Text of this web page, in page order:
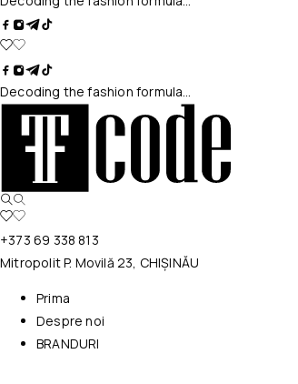
Decoding the fashion formula…
+373 69 338 813
Mitropolit P. Movilă 23, CHIȘINĂU
Prima
Despre noi
BRANDURI